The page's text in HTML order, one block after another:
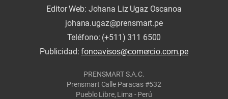
Editor Web: Johana Liz Ugaz Oscanoa
johana.ugaz@prensmart.pe
Teléfono: (+511) 311 6500
Publicidad:fonoavisos@comercio.com.pe
PRENSMART S.A.C.
Prensmart Calle Paracas #532
Pueblo Libre, Lima - Perú